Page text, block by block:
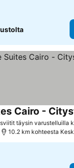
täysin varustelluilla
Cairo -
10.2 km kohteesta